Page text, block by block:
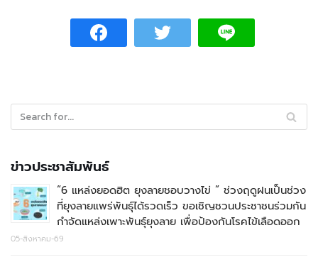
ข่าวประชาสัมพันธ์
“6 แหล่งยอดฮิต ยุงลายชอบวางไข่ ” ช่วงฤดูฝนเป็นช่วง
ที่ยุงลายแพร่พันธุ์ได้รวดเร็ว ขอเชิญชวนประชาชนร่วมกัน
กำจัดแหล่งเพาะพันธุ์ยุงลาย เพื่อป้องกันโรคไข้เลือดออก
05-สิงหาคม-69